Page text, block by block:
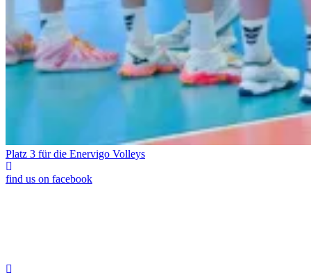
Platz 3 für die Enervigo Volleys
find us on facebook